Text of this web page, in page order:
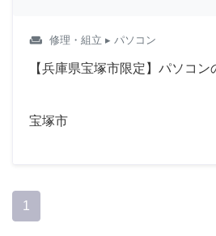
weekend 修理・組立 ▸ パソコン
【兵庫県宝塚市限定】パソコン
宝塚市
1